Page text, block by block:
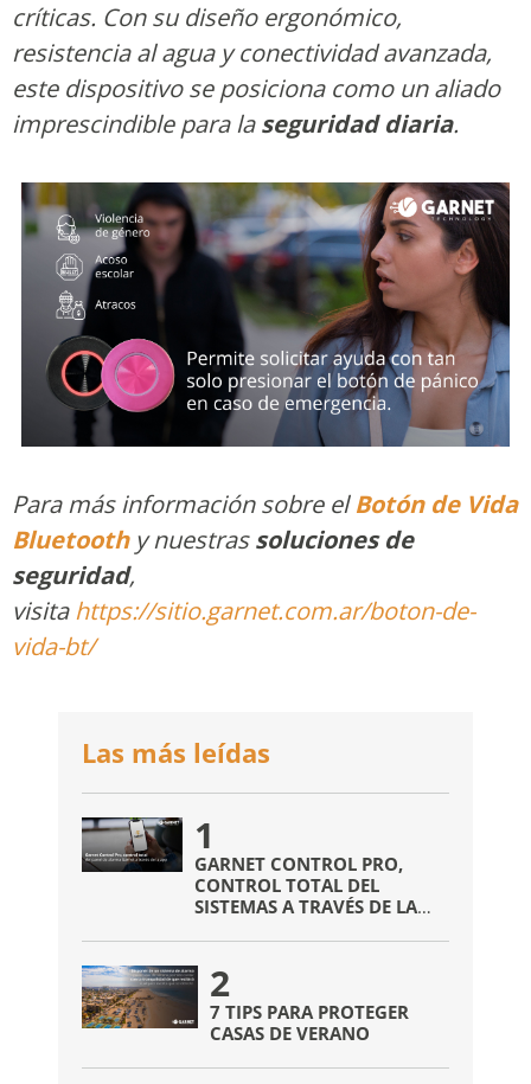
críticas. Con su diseño ergonómico,
resistencia al agua y conectividad avanzada,
este dispositivo se posiciona como un aliado
imprescindible para laseguridad diaria.
Para más información sobre elBotón de Vida
Bluetoothy nuestrassoluciones de
seguridad,
visitahttps://sitio.garnet.com.ar/boton-de-
vida-bt/
Las más leídas
1
GARNET CONTROL PRO,
CONTROL TOTAL DEL
SISTEMAS A TRAVÉS DE LA
2
7 TIPS PARA PROTEGER
CASAS DE VERANO